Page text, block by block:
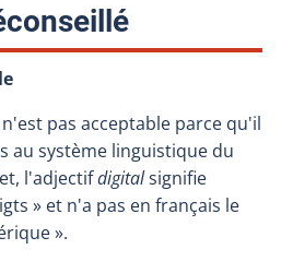
:
n'est pas acceptable parce qu'il
au système linguistique du
l'adjectifdigitalsignifie
» et n'a pas en français le
».